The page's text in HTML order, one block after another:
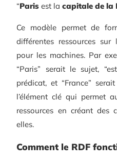
“Paris est lacapitale de la
Ce modèle permet de
différentes ressources
pour les machines. Par
“Paris” serait le sujet,
prédicat, et “France”
l’élément clé qui permet
ressources en créant des
elles.
Comment le RDF